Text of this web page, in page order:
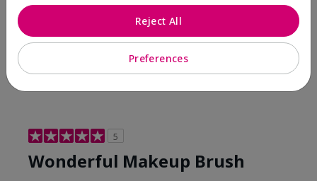
¿Le ha resultado útil esta
5
Wonderful Makeup Brush
Preferences
Reject All